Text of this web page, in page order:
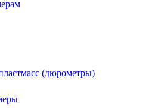
действия
аппаратов
аппаратов